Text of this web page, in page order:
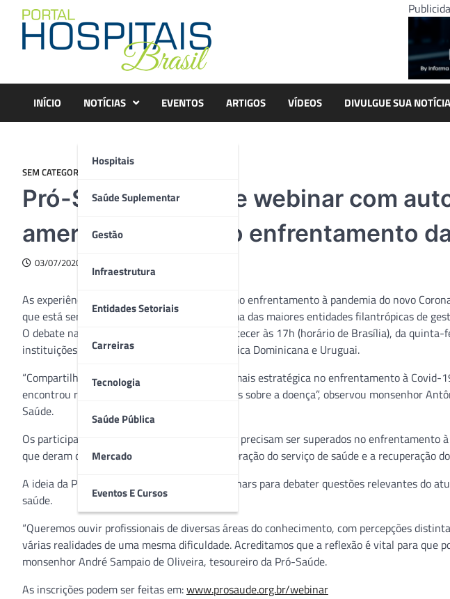
content
INÍCIO NOTÍCIAS
Hospitais
Saúde Suplementar
Gestão
Infraestrutura
Entidades Setoriais
Carreiras
Tecnologia
Saúde Pública
Mercado
Eventos E Cursos
EVENTOS ARTIGOS VÍDEOS DIVULGUE SUA NOTÍCIA
SEM CATEGORIA
Pró-Saúde promove webinar com
americanas sobre o enfrentamento
03/07/2020
As experiências de países latino-americanos no enfrentamento à pandemia do novo
que está sendo preparado pela Pró-Saúde, uma das maiores entidades filantrópicas de
O debate na internet está marcado para acontecer às 17h (horário de Brasília), da
instituições do Brasil, Chile, Colômbia, República Dominicana e Uruguai.
“Compartilhar conhecimento é talvez a ação mais estratégica no enfrentamento à Covid-
encontrou respostas para as principais dúvidas sobre a doença”, observou monsenhor
Saúde.
Os participantes falarão sobre os desafios que precisam ser superados no enfrentamento
que deram certo e que estão garantindo a operação do serviço de saúde e a recuperação
A ideia da Pró-Saúde é promover outros webinars para debater questões relevantes do
saúde.
“Queremos ouvir profissionais de diversas áreas do conhecimento, com percepções
várias realidades de uma mesma dificuldade. Acreditamos que a reflexão é vital para que
monsenhor André Sampaio de Oliveira, tesoureiro da Pró-Saúde.
As inscrições podem ser feitas em:www.prosaude.org.br/webinar